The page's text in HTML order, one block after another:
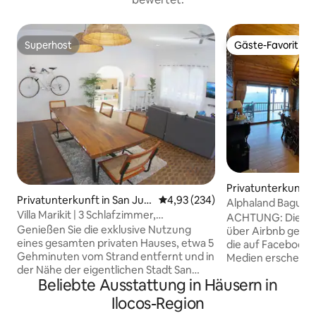
Superhost
Superhost
Privatunterkunft in San Jua
n
Durchschnittliche Bewertung:
4,93 (234)
Villa Marikit | 3 Schlafzimmer,
4 Badezimmer | 5 Min. zum Strand
Genießen Sie die exklusive Nutzung
eines gesamten privaten Hauses, etwa 5
Gehminuten vom Strand entfernt und in
der Nähe der eigentlichen Stadt San
Juan. Die Villa Marikit ist ideal für
Familien und Gruppen, die einen
komfortablen und privaten Aufenthalt
Gäste-Favorit
Gäste-Favorit
Privatunterkunft
Alphaland Baguio
ACHTUNG:
über Airbnb
die auf Facebook
Medien
von diesem
Beliebte Ausstattung in Häusern in
Ilocos-Region